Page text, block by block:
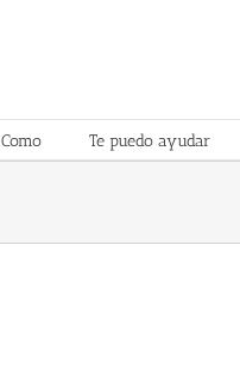
Como Te puedo ayudar